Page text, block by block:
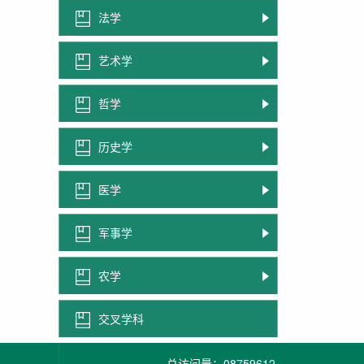
法学
艺术学
哲学
历史学
医学
军事学
农学
交叉学科